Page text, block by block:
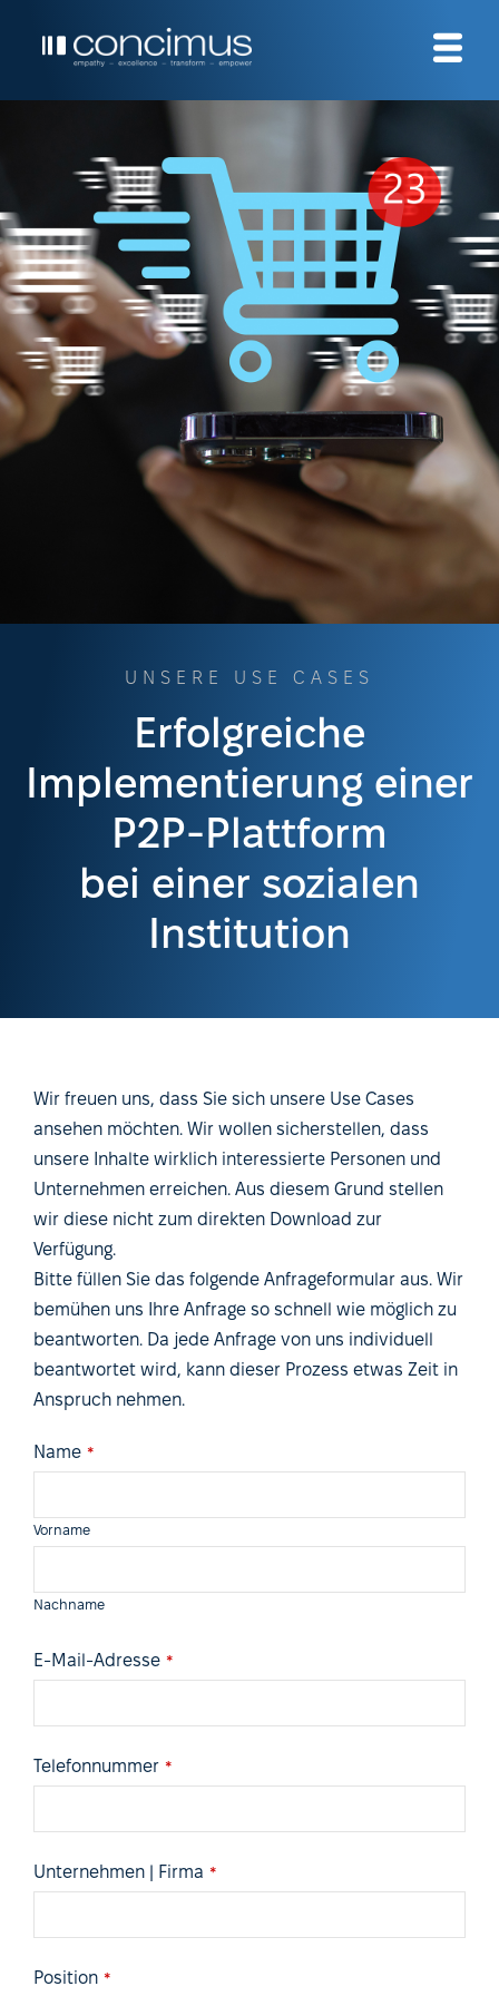
UNSERE USE CASES
Erfolgreiche
Implementierung einer
P2P-Plattform
bei einer sozialen
Institution
Wir freuen uns, dass Sie sich unsere Use Cases
ansehen möchten. Wir wollen sicherstellen, dass
unsere Inhalte wirklich interessierte Personen und
Unternehmen erreichen. Aus diesem Grund stellen
wir diese nicht zum direkten Download zur
Verfügung.
Bitte füllen Sie das folgende Anfrageformular aus. Wir
bemühen uns Ihre Anfrage so schnell wie möglich zu
beantworten. Da jede Anfrage von uns individuell
beantwortet wird, kann dieser Prozess etwas Zeit in
Anspruch nehmen.
Website
Name *
Vorname
Nachname
E-Mail-Adresse *
Telefonnummer *
Unternehmen | Firma *
Position *